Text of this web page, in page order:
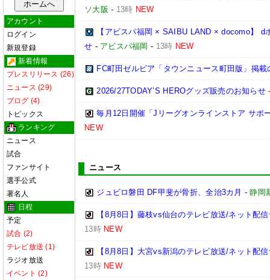
アカウント
ログイン
新規登録
新着情報
プレスリリース (26)
ニュース (29)
ブログ (4)
トピックス
ランキング
ニュース
試合
ファンサイト
選手公式
著名人
日程
予定
試合 (2)
テレビ放送 (1)
ラジオ放送
イベント (2)
ソ大阪 - 13時 NEW
【アビスパ福岡 × SAIBU LAND × docomo】
せ - アビスパ福岡 - 13時 NEW
FC町田ゼルビア「タウンニュース町田版」掲載
2026/27TODAY’S HEROグッズ販売のお知らせ
毎月12日開催「Jリーグオンラインストア サポ
NEW
ニュース
ジュビロ磐田 DF甲斐が骨折、全治3カ月 -静岡
【8月8日】藤枝vs仙台のテレビ放送/ネット配
13時 NEW
【8月8日】大宮vs新潟のテレビ放送/ネット配
13時 NEW